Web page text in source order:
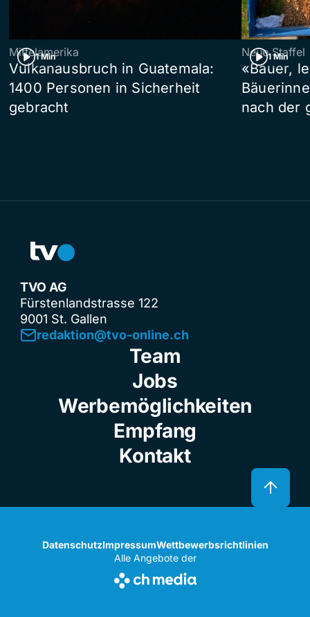
1 Min
Mittelamerika
Vulkanausbruch in Guatemala:
1400 Personen in Sicherheit
gebracht
1 Min
Neue Staffel
«Bauer,
nach der
TVO AG
Fürstenlandstrasse 122
9001 St. Gallen
redaktion@tvo-online.ch
Team
Jobs
Werbemöglichkeiten
Empfang
Kontakt
DatenschutzImpressumWettbewerbsrichtlinien
Alle Angebote der